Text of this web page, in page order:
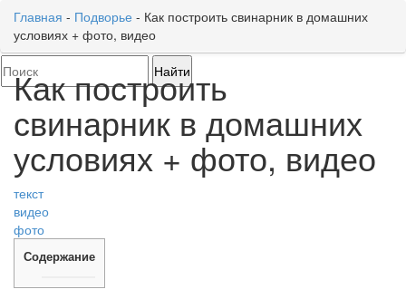
Главная - Подворье - Как построить свинарник в домашних
условиях + фото, видео
Как построить
свинарник в домашних
условиях + фото, видео
текст
видео
фото
Содержание